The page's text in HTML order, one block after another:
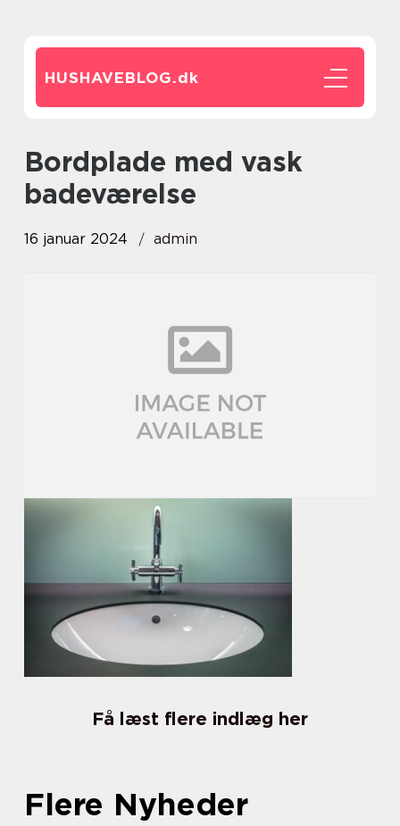
HUSHAVEBLOG.dk
bordplade med vask
badeværelse
16 januar 2024 admin
Få læst flere indlæg her
Flere Nyheder